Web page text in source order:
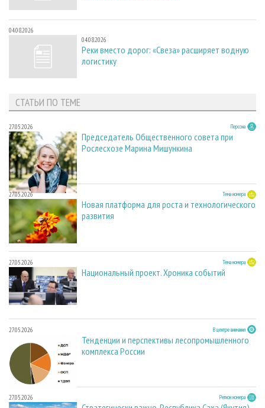
04.08.2026
04.08.2026
Реки вместо дорог: «Свеза» расширяет водную
логистику
СТАТЬИ ПО ТЕМЕ
27.05.2026 Персона
Председатель Общественного совета при
Рослесхозе Марина Мишункина
27.05.2026 Тема номера
Новая платформа для роста и технологического
развития
27.05.2026 Тема номера
Национальный проект. Хроника событий
27.05.2026 В центре внимания
Тенденции и перспективы лесопромышленного
комплекса России
27.05.2026 Регион номера